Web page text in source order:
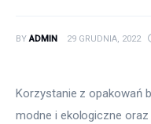
Więcej
BY ADMIN 29 GRUDNIA, 2022
Korzystanie z opakowań
modne i ekologiczne